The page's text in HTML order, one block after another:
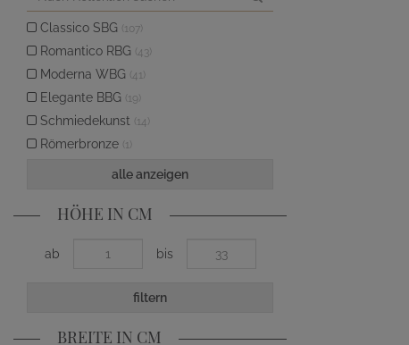
Classico SBG (107)
Romantico RBG (43)
Moderna WBG (41)
Elegante BBG (19)
Schmiedekunst (14)
Römerbronze (1)
alle anzeigen
HÖHE IN CM
ab bis
filtern
BREITE IN CM